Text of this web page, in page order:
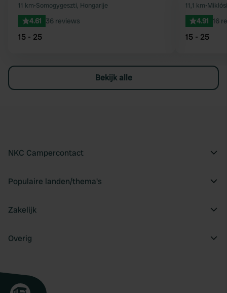
Favoriet
11 km•Somogygeszti, Hongarije
4.61 36 reviews
15 - 25
11,1 km•
4.91 16
15 - 25
Bekijk alle
NKC Campercontact
Populaire landen/thema's
Zakelijk
Overig